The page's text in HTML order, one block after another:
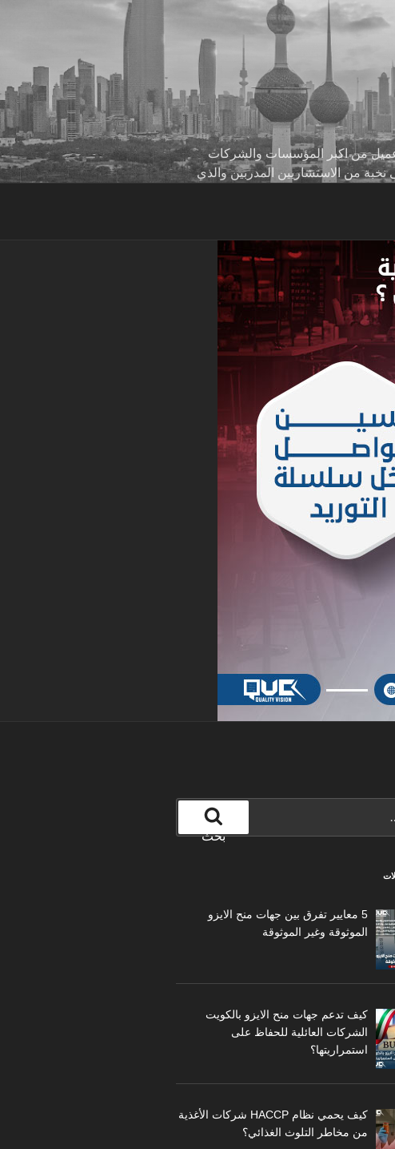
عميل من اكبر المؤسسات والشركات
نخبة من الاستشاريين المدربين والذي
بحث
5 معايير تفرق بين جهات منح الايزو
الموثوقة وغير الموثوقة
كيف تدعم جهات منح الايزو بالكويت
الشركات العائلية للحفاظ على
استمراريتها؟
كيف يحمي نظام HACCP شركات الأغذية
من مخاطر التلوث الغذائي؟